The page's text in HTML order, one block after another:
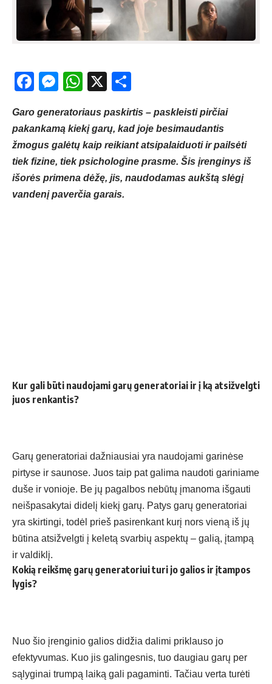
Facebook
Messenger
WhatsApp
X
Garo generatoriaus paskirtis – paskleisti pirčiai
pakankamą kiekį garų, kad joje besimaudantis
žmogus galėtų kaip reikiant atsipalaiduoti ir pailsėti
tiek fizine, tiek psichologine prasme. Šis įrenginys iš
išorės primena dėžę, jis, naudodamas aukštą slėgį
vandenį paverčia garais.
Kur gali būti naudojami garų generatoriai ir į ką atsižvelgti
juos renkantis?
Garų generatoriai dažniausiai yra naudojami garinėse
pirtyse ir saunose. Juos taip pat galima naudoti gariniame
duše ir vonioje. Be jų pagalbos nebūtų įmanoma išgauti
neišpasakytai didelį kiekį garų. Patys garų generatoriai
yra skirtingi, todėl prieš pasirenkant kurį nors vieną iš jų
būtina atsižvelgti į keletą svarbių aspektų – galią, įtampą
ir valdiklį.
Kokią reikšmę garų generatoriui turi jo galios ir įtampos
lygis?
Nuo šio įrenginio galios didžia dalimi priklauso jo
efektyvumas. Kuo jis galingesnis, tuo daugiau garų per
sąlyginai trumpą laiką gali pagaminti. Tačiau verta turėti